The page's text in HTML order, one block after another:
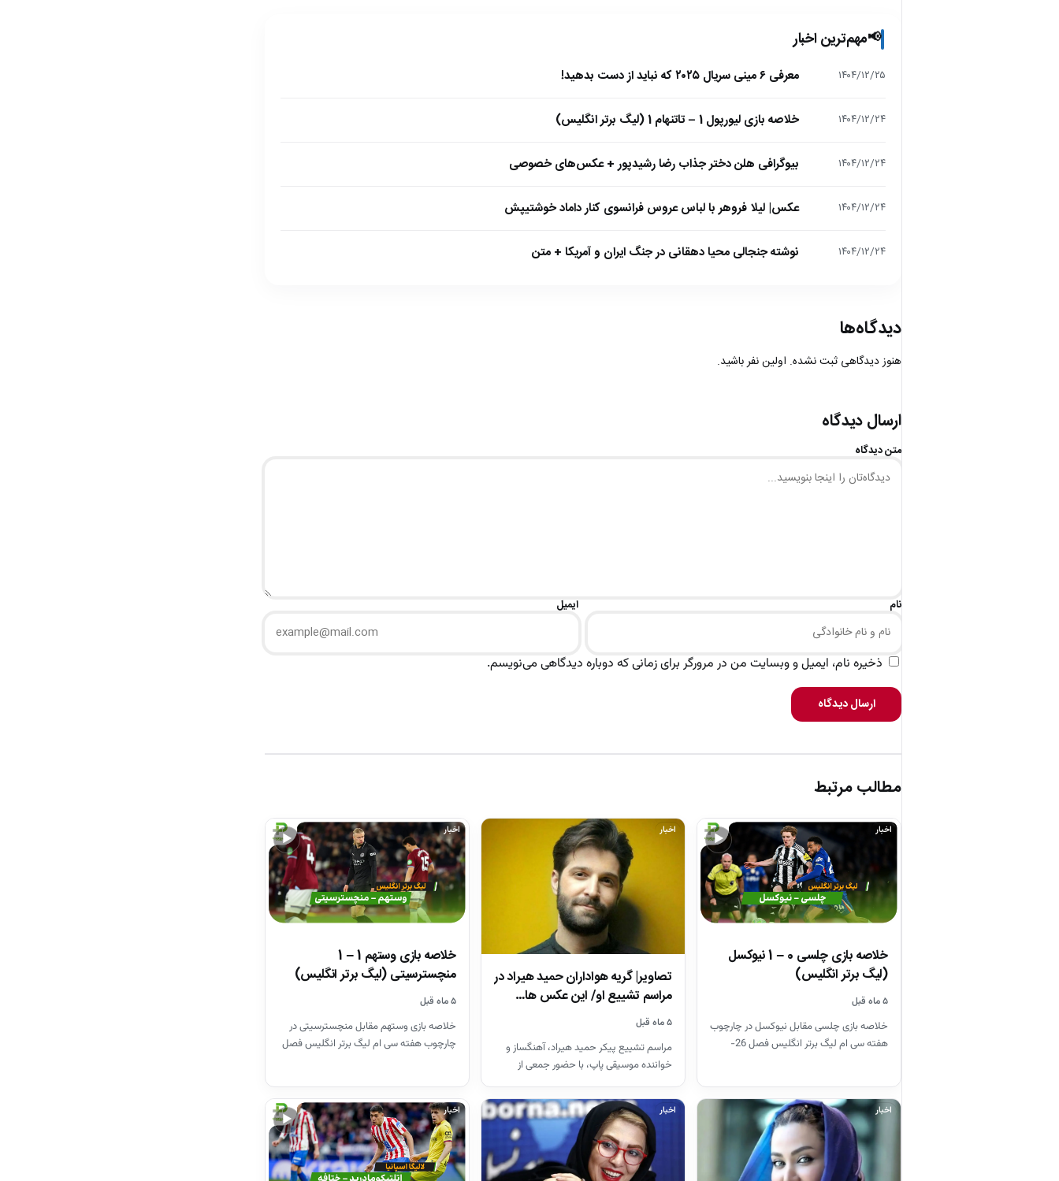
📢مهم‌ترین اخبار
۱۴۰۴/۱۲/۲۵ معرفی ۶ مینی سریال ۲۰۲۵ که نباید از دست بدهید!
۱۴۰۴/۱۲/۲۴ خلاصه بازی لیورپول 1 – تاتنهام 1 (لیگ برتر انگلیس)
۱۴۰۴/۱۲/۲۴ بیوگرافی هلن دختر جذاب رضا رشیدپور + عکس‌های خصوصی
۱۴۰۴/۱۲/۲۴ عکس| لیلا فروهر با لباس عروس فرانسوی کنار داماد خوشتیپش
۱۴۰۴/۱۲/۲۴ نوشته جنجالی محیا دهقانی در جنگ ایران و آمریکا + متن
دیدگاه‌ها
هنوز دیدگاهی ثبت نشده. اولین نفر باشید.
ارسال دیدگاه
متن دیدگاه
نام ایمیل
ذخیره نام، ایمیل و وبسایت من در مرورگر برای زمانی که دوباره دیدگاهی می‌نویسم.
ارسال دیدگاه
مطالب مرتبط
▶
اخبار
خلاصه بازی چلسی 0 – 1 نیوکسل
(لیگ برتر انگلیس)
۵ ماه قبل
خلاصه بازی چلسی مقابل نیوکسل در چارچوب
هفته سی ام لیگ برتر انگلیس فصل 26-
اخبار
تصاویر| گریه هواداران حمید هیراد در
مراسم تشییع او/ این عکس ها…
۵ ماه قبل
مراسم تشییع پیکر حمید هیراد، آهنگساز و
خواننده موسیقی پاپ، با حضور جمعی از
▶
اخبار
خلاصه بازی وستهم 1 – 1
منچسترسیتی (لیگ برتر انگلیس)
۵ ماه قبل
خلاصه بازی وستهم مقابل منچسترسیتی در
چارچوب هفته سی ام لیگ برتر انگلیس فصل
اخبار اخبار
▶
اخبار